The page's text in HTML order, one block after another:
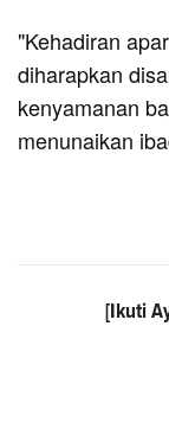
"Kehadiran
diharapkan
kenyamanan
menunaikan
[Ikuti